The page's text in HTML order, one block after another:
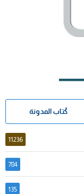
كُتاب المدونة
11236
784
135